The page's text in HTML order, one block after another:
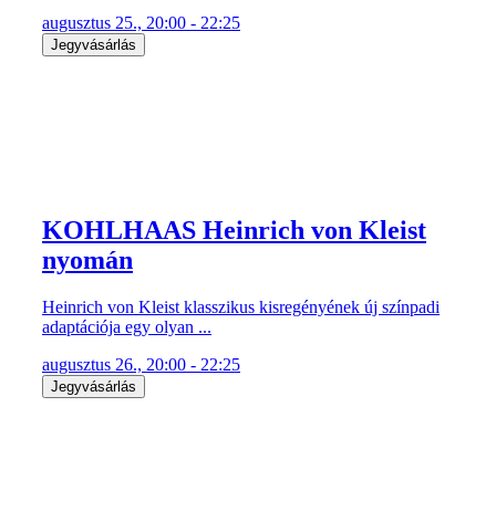
augusztus 25., 20:00 - 22:25
Jegyvásárlás
KOHLHAAS Heinrich von Kleist
nyomán
Heinrich von Kleist klasszikus kisregényének új színpadi
adaptációja egy olyan ...
augusztus 26., 20:00 - 22:25
Jegyvásárlás